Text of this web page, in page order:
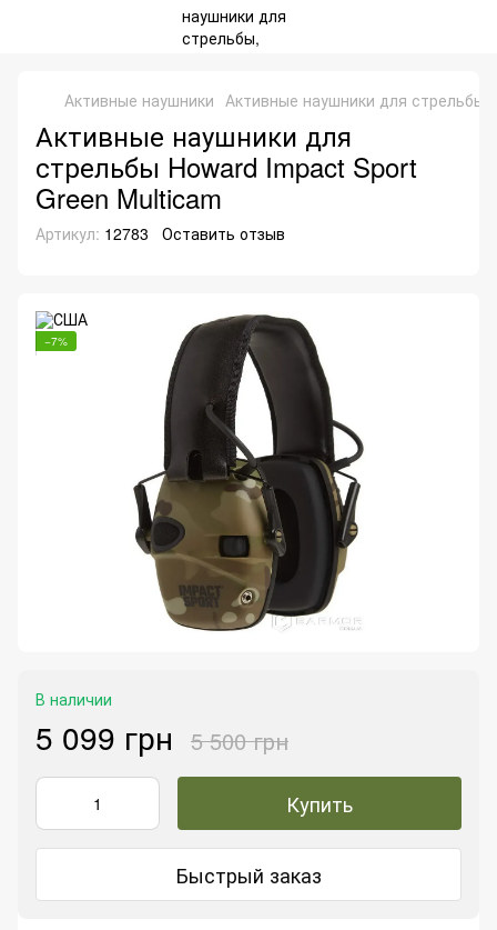
Активные наушники Активные наушники для стрельбы
Активные наушники для
стрельбы Howard Impact Sport
Green Multicam
Артикул: 12783 Оставить отзыв
−7%
В наличии
5 099 грн 5 500 грн
Купить
Быстрый заказ